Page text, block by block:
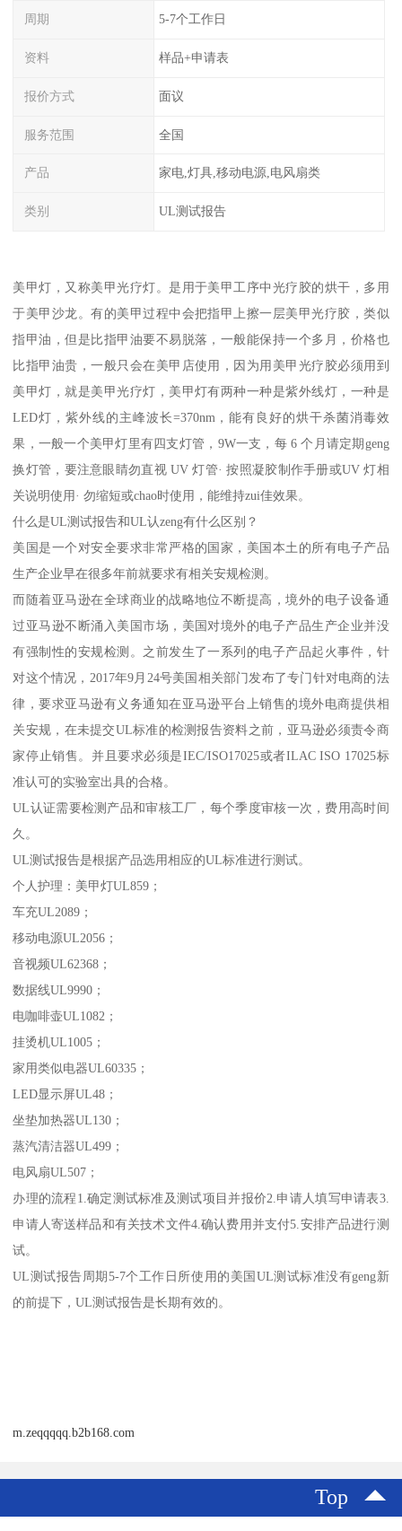
周期 5-7个工作日
资料 样品+申请表
报价方式 面议
服务范围 全国
产品 家电,灯具,移动电源,电风扇类
类别 UL测试报告
美甲灯，又称美甲光疗灯。是用于美甲工序中光疗胶的烘干，多用
于美甲沙龙。有的美甲过程中会把指甲上擦一层美甲光疗胶，类似
指甲油，但是比指甲油要不易脱落，一般能保持一个多月，价格也
比指甲油贵，一般只会在美甲店使用，因为用美甲光疗胶必须用到
美甲灯，就是美甲光疗灯，美甲灯有两种一种是紫外线灯，一种是
LED灯，紫外线的主峰波长=370nm，能有良好的烘干杀菌消毒效
果，一般一个美甲灯里有四支灯管，9W一支，每 6 个月请定期geng
换灯管，要注意眼睛勿直视 UV 灯管· 按照凝胶制作手册或UV 灯相
关说明使用· 勿缩短或chao时使用，能维持zui佳效果。
什么是UL测试报告和UL认zeng有什么区别？
美国是一个对安全要求非常严格的国家，美国本土的所有电子产品
生产企业早在很多年前就要求有相关安规检测。
而随着亚马逊在全球商业的战略地位不断提高，境外的电子设备通
过亚马逊不断涌入美国市场，美国对境外的电子产品生产企业并没
有强制性的安规检测。之前发生了一系列的电子产品起火事件，针
对这个情况，2017年9月24号美国相关部门发布了专门针对电商的法
律，要求亚马逊有义务通知在亚马逊平台上销售的境外电商提供相
关安规，在未提交UL标准的检测报告资料之前，亚马逊必须责令商
家停止销售。并且要求必须是IEC/ISO17025或者ILAC ISO 17025标
准认可的实验室出具的合格。
UL认证需要检测产品和审核工厂，每个季度审核一次，费用高时间
久。
UL测试报告是根据产品选用相应的UL标准进行测试。
个人护理：美甲灯UL859；
车充UL2089；
移动电源UL2056；
音视频UL62368；
数据线UL9990；
电咖啡壶UL1082；
挂烫机UL1005；
家用类似电器UL60335；
LED显示屏UL48；
坐垫加热器UL130；
蒸汽清洁器UL499；
电风扇UL507；
办理的流程1.确定测试标准及测试项目并报价2.申请人填写申请表3.
申请人寄送样品和有关技术文件4.确认费用并支付5.安排产品进行测
试。
UL测试报告周期5-7个工作日所使用的美国UL测试标准没有geng新
的前提下，UL测试报告是长期有效的。
m.zeqqqqq.b2b168.com
Top